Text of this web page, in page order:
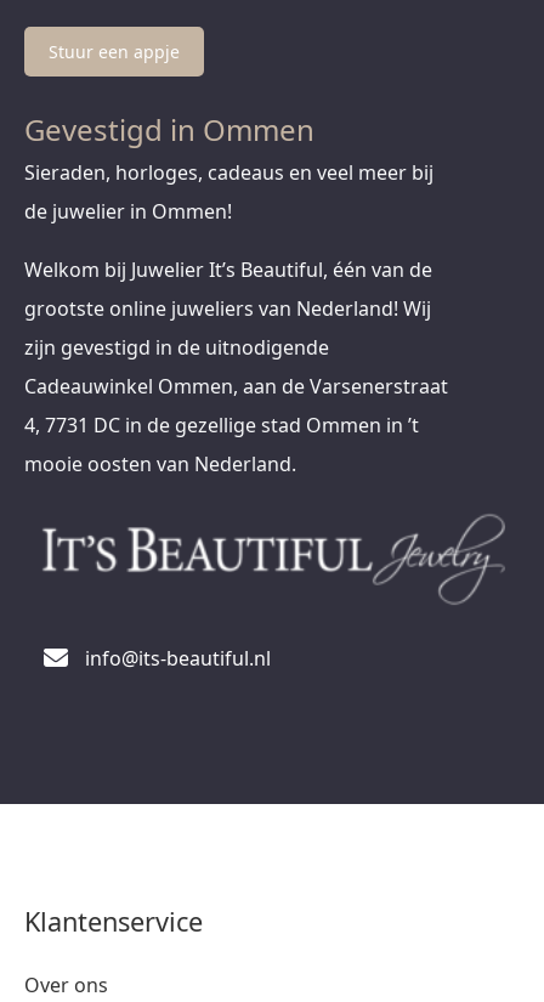
Stuur een appje
Gevestigd in Ommen
Sieraden, horloges, cadeaus en veel meer bij
de juwelier in Ommen!
Welkom bij Juwelier It’s Beautiful, één van de
grootste online juweliers van Nederland! Wij
zijn gevestigd in de uitnodigende
Cadeauwinkel Ommen, aan de Varsenerstraat
4, 7731 DC in de gezellige stad Ommen in ’t
mooie oosten van Nederland.
info@its-beautiful.nl
Klantenservice
Over ons